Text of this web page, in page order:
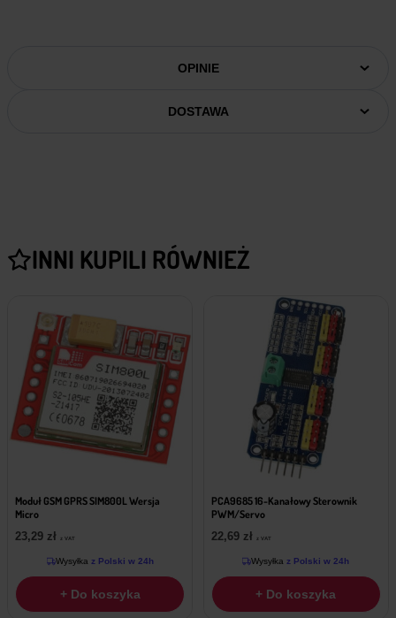
OPINIE
DOSTAWA
INNI KUPILI RÓWNIEŻ
Moduł GSM GPRS SIM800L Wersja
Micro
23,29 zł z VAT
Wysyłka z Polski w 24h
+ Do koszyka
PCA9685 16-Kanałowy Sterownik
PWM/Servo
22,69 zł z VAT
Wysyłka z Polski w 24h
+ Do koszyka